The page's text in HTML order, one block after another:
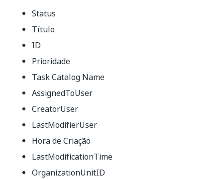
Status
Título
ID
Prioridade
Task Catalog Name
AssignedToUser
CreatorUser
LastModifierUser
Hora de Criação
LastModificationTime
OrganizationUnitID